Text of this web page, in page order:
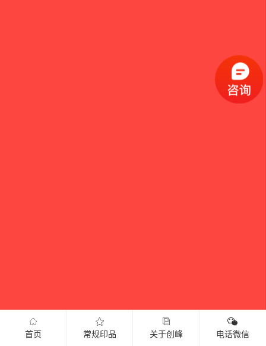
首页 常规印品 关于创峰 电话微信